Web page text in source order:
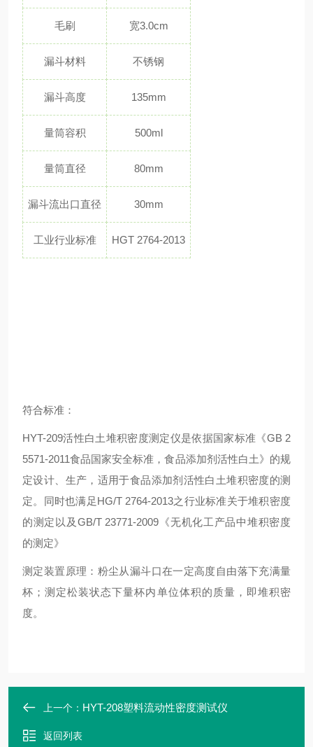
毛刷 宽3.0cm
漏斗材料 不锈钢
漏斗高度 135mm
量筒容积 500ml
量筒直径 80mm
漏斗流出口直径 30mm
工业行业标准 HGT 2764-2013
符合标准：
HYT-209活性白土堆积密度测定仪是依据国家标准《GB 2
5571-2011食品国家安全标准，食品添加剂活性白土》的规
定设计、生产，适用于食品添加剂活性白土堆积密度的测
定。同时也满足HG/T 2764-2013之行业标准关于堆积密度
的测定以及GB/T 23771-2009《无机化工产品中堆积密度
的测定》
测定装置原理：粉尘从漏斗口在一定高度自由落下充满量
杯；测定松装状态下量杯内单位体积的质量，即堆积密
度。
上一个： HYT-208塑料流动性密度测试仪
返回列表